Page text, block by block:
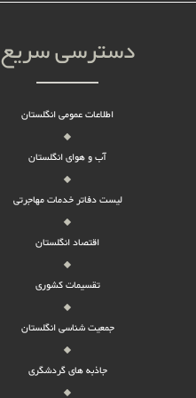
دسترسی سریع
اطلاعات عمومی انگلستان
آب و هوای انگلستان
لیست دفاتر خدمات مهاجرتی
اقتصاد انگلستان
تقسیمات کشوری
جمعیت شناسی انگلستان
جاذبه های گردشگری